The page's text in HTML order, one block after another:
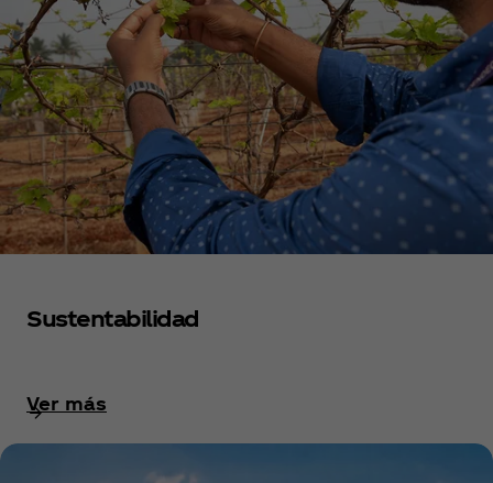
Sustentabilidad
Ver más